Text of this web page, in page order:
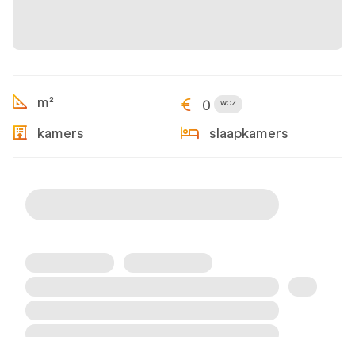
m² 0 WOZ
kamers slaapkamers